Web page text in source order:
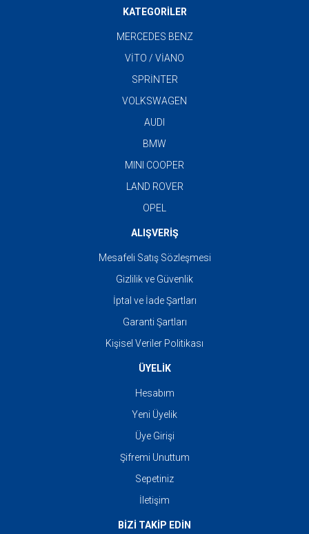
KATEGORİLER
MERCEDES BENZ
VİTO / VİANO
SPRİNTER
VOLKSWAGEN
AUDI
BMW
MINI COOPER
LAND ROVER
OPEL
ALIŞVERİŞ
Mesafeli Satış Sözleşmesi
Gizlilik ve Güvenlik
İptal ve İade Şartları
Garanti Şartları
Kişisel Veriler Politikası
ÜYELİK
Hesabım
Yeni Üyelik
Üye Girişi
Şifremi Unuttum
Sepetiniz
İletişim
BİZİ TAKİP EDİN